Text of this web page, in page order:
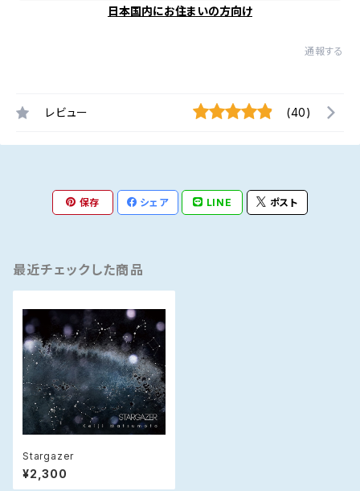
日本国内にお住まいの方向け
通報する
レビュー (40)
保存 シェア LINE ポスト
最近チェックした商品
Stargazer
¥2,300